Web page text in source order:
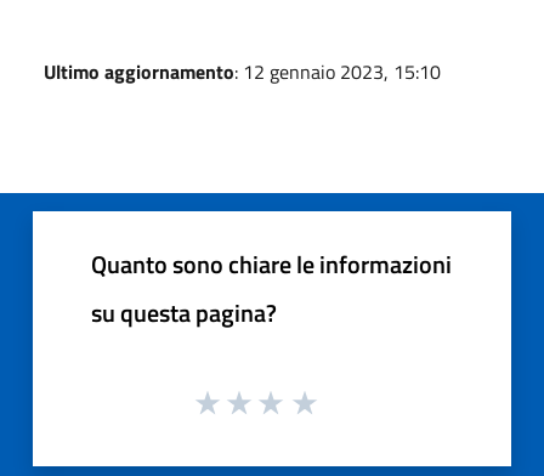
Ultimo aggiornamento: 12 gennaio 2023, 15:10
Quanto sono chiare le informazioni
su questa pagina?